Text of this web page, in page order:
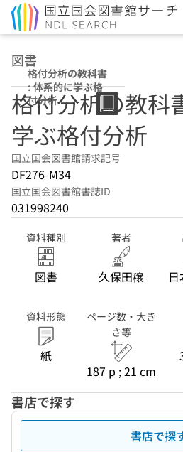
図書
格付分析の教科書
: 体系的に学ぶ格
付分析
格付分析の教科
学ぶ格付分析
国立国会図書館請求記号
DF276-M34
国立国会図書館書誌ID
031998240
資料種別
図書
著者
久保田穣
資料形態
紙
ページ数・大き
さ等
187 p ; 21 cm
書店で探す
書店で探